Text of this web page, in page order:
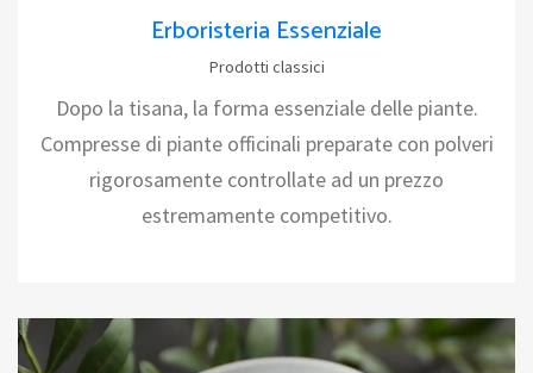
Erboristeria Essenziale
Prodotti classici
Dopo la tisana, la forma essenziale delle piante.
Compresse di piante officinali preparate con polveri
rigorosamente controllate ad un prezzo
estremamente competitivo.